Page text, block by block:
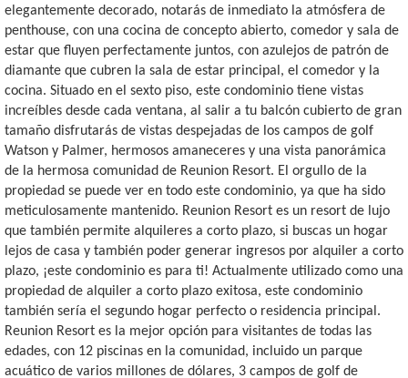
elegantemente decorado, notarás de inmediato la atmósfera de
penthouse, con una cocina de concepto abierto, comedor y sala de
estar que fluyen perfectamente juntos, con azulejos de patrón de
diamante que cubren la sala de estar principal, el comedor y la
cocina. Situado en el sexto piso, este condominio tiene vistas
increíbles desde cada ventana, al salir a tu balcón cubierto de gran
tamaño disfrutarás de vistas despejadas de los campos de golf
Watson y Palmer, hermosos amaneceres y una vista panorámica
de la hermosa comunidad de Reunion Resort. El orgullo de la
propiedad se puede ver en todo este condominio, ya que ha sido
meticulosamente mantenido. Reunion Resort es un resort de lujo
que también permite alquileres a corto plazo, si buscas un hogar
lejos de casa y también poder generar ingresos por alquiler a corto
plazo, ¡este condominio es para ti! Actualmente utilizado como una
propiedad de alquiler a corto plazo exitosa, este condominio
también sería el segundo hogar perfecto o residencia principal.
Reunion Resort es la mejor opción para visitantes de todas las
edades, con 12 piscinas en la comunidad, incluido un parque
acuático de varios millones de dólares, 3 campos de golf de